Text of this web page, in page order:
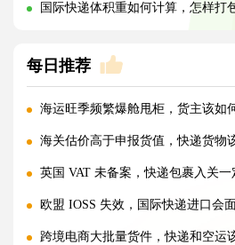
国际快递体积重如何计算，怎样打包减少计费
每日推荐
海运旺季频繁爆舱甩柜，货主该如何提前锁定
海关估价高于申报货值，快递货物该如何申
英国 VAT 未备案，快递包裹入关一定会被
欧盟 IOSS 失效，国际快递进口会面临怎样
跨境电商大批量货件，快递和空运该如何抉